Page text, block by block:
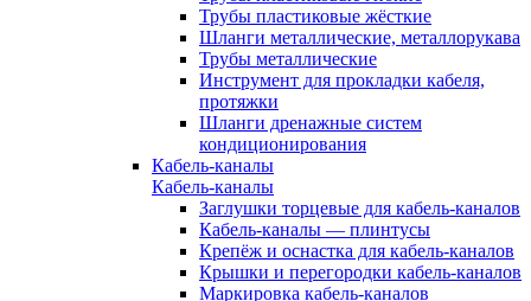
Трубы пластиковые жёсткие
Шланги металлические, металлорукава
Трубы металлические
Инструмент для прокладки кабеля,
протяжки
Шланги дренажные систем
кондиционирования
Кабель-каналы
Кабель-каналы
Заглушки торцевые для кабель-каналов
Кабель-каналы — плинтусы
Крепёж и оснастка для кабель-каналов
Крышки и перегородки кабель-каналов
Маркировка кабель-каналов